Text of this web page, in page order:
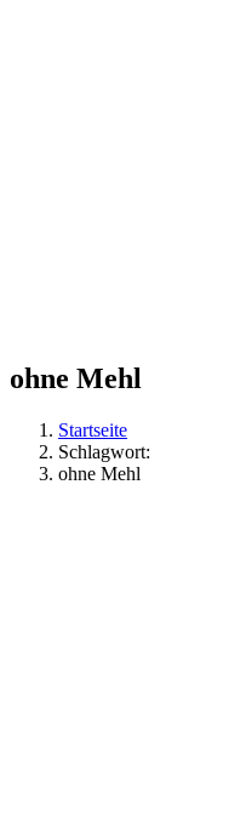
ohne Mehl
Startseite
Schlagwort:
ohne Mehl